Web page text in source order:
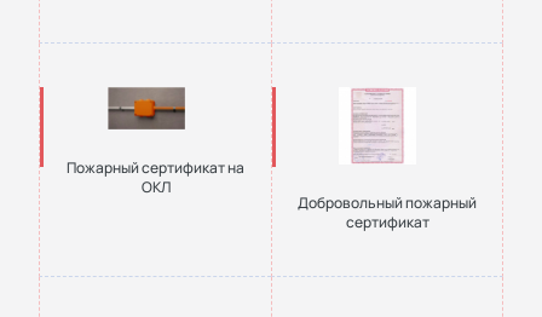
Пожарный сертификат на
ОКЛ
Добровольный пожарный
сертификат